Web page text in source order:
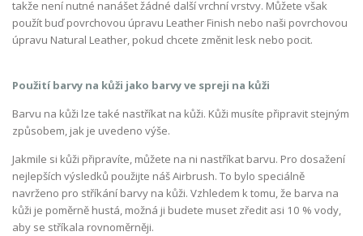
takže není nutné nanášet žádné další vrchní vrstvy. Můžete však
použít buď povrchovou úpravu Leather Finish nebo naši povrchovou
úpravu Natural Leather, pokud chcete změnit lesk nebo pocit.
Použití barvy na kůži jako barvy ve spreji na kůži
Barvu na kůži lze také nastříkat na kůži. Kůži musíte připravit stejným
způsobem, jak je uvedeno výše.
Jakmile si kůži připravíte, můžete na ni nastříkat barvu. Pro dosažení
nejlepších výsledků použijte náš Airbrush. To bylo speciálně
navrženo pro stříkání barvy na kůži. Vzhledem k tomu, že barva na
kůži je poměrně hustá, možná ji budete muset zředit asi 10 % vody,
aby se stříkala rovnoměrněji.